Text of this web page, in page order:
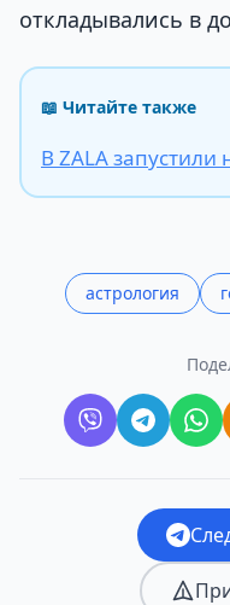
откладывались в
📖 Читайте также
В ZALA
астрология